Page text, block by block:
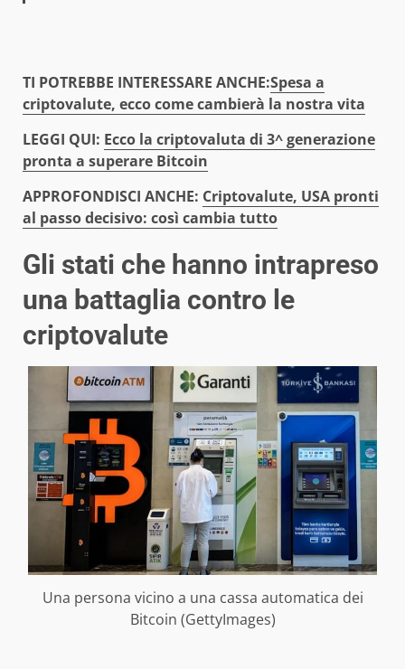
TI POTREBBE INTERESSARE ANCHE:Spesa a
criptovalute, ecco come cambierà la nostra vita
LEGGI QUI: Ecco la criptovaluta di 3^ generazione
pronta a superare Bitcoin
APPROFONDISCI ANCHE: Criptovalute, USA pronti
al passo decisivo: così cambia tutto
Gli stati che hanno intrapreso
una battaglia contro le
criptovalute
Una persona vicino a una cassa automatica dei
Bitcoin (GettyImages)